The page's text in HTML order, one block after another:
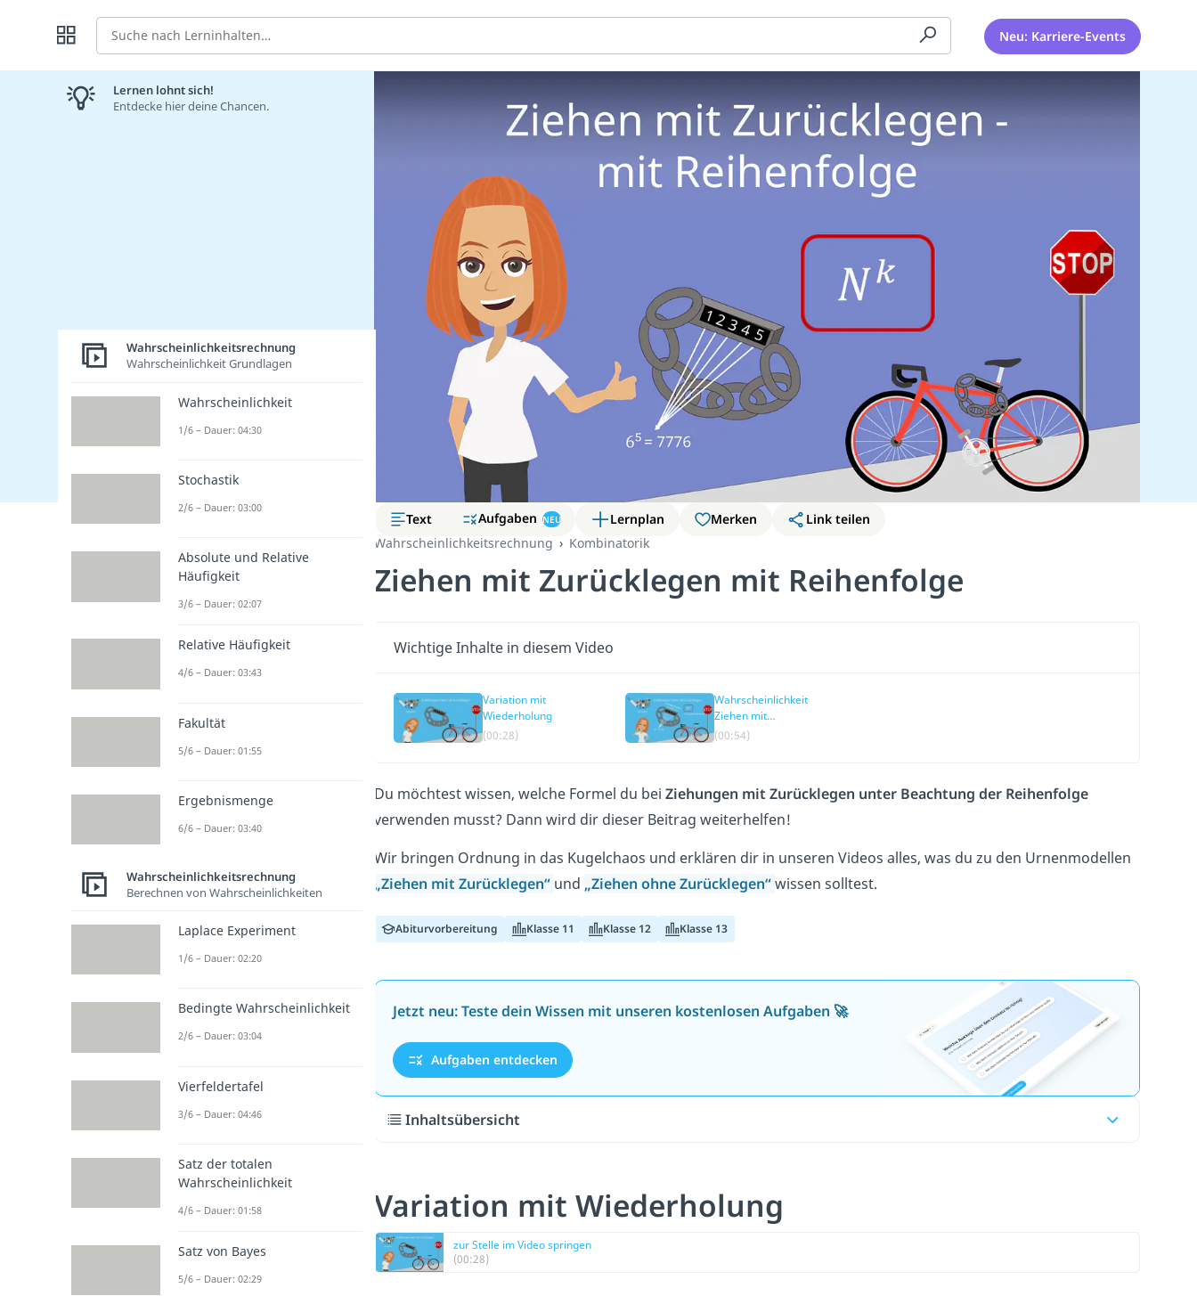
Suche Neu: Karriere-Events
Text Aufgaben NEU Lernplan Merken
Link teilen
Wahrscheinlichkeitsrechnung
Kombinatorik
Ziehen mit Zurücklegen mit Reihenfolge
Wichtige Inhalte in diesem Video
Variation mit
Wiederholung
(00:28)
Wahrscheinlichkeit
Ziehen mit
Zurücklegen mit
(00:54)
Du möchtest wissen, welche Formel du bei Ziehungen mit Zurücklegen unter Beachtung der Reihenfolge
verwenden musst? Dann wird dir dieser Beitrag weiterhelfen!
Wir bringen Ordnung in das Kugelchaos und erklären dir in unseren Videos alles, was du zu den Urnenmodellen
„Ziehen mit Zurücklegen“ und „Ziehen ohne Zurücklegen“ wissen solltest.
Abiturvorbereitung Klasse 11 Klasse 12 Klasse 13
Jetzt neu: Teste dein Wissen mit unseren kostenlosen Aufgaben 🚀
Aufgaben entdecken
Inhaltsübersicht
Variation mit Wiederholung
zur Stelle im Video springen
(00:28)
Lernen lohnt sich!
Entdecke hier deine Chancen.
Wahrscheinlichkeitsrechnung
Wahrscheinlichkeit Grundlagen
Wahrscheinlichkeit
1/6 – Dauer: 04:30
Stochastik
2/6 – Dauer: 03:00
Absolute und Relative
Häufigkeit
3/6 – Dauer: 02:07
Relative Häufigkeit
4/6 – Dauer: 03:43
Fakultät
5/6 – Dauer: 01:55
Ergebnismenge
6/6 – Dauer: 03:40
Wahrscheinlichkeitsrechnung
Berechnen von Wahrscheinlichkeiten
Laplace Experiment
1/6 – Dauer: 02:20
Bedingte Wahrscheinlichkeit
2/6 – Dauer: 03:04
Vierfeldertafel
3/6 – Dauer: 04:46
Satz der totalen
Wahrscheinlichkeit
4/6 – Dauer: 01:58
Satz von Bayes
5/6 – Dauer: 02:29